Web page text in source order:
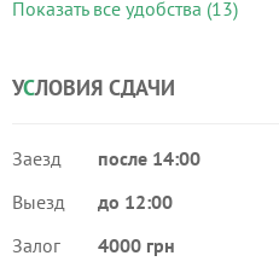
Показать все удобства (13)
УСЛОВИЯ СДАЧИ
Заезд
после 14:00
Выезд
до 12:00
Залог
4000 грн